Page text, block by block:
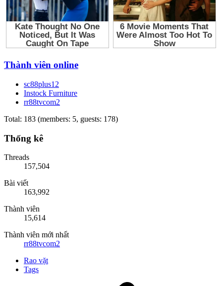
Thành viên online
sc88plus12
Instock Furniture
rr88tvcom2
Total: 183 (members: 5, guests: 178)
Thống kê
Threads
157,504
Bài viết
163,992
Thành viên
15,614
Thành viên mới nhất
rr88tvcom2
Rao vặt
Tags